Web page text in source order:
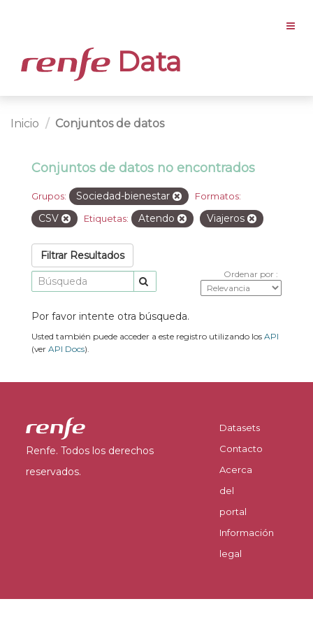
Data
Inicio Conjuntos de datos
Conjuntos de datos no encontrados
Grupos: Sociedad-bienestar Formatos:
CSV Etiquetas: Atendo Viajeros
Filtrar Resultados
Ordenar por
Por favor intente otra búsqueda.
Usted también puede acceder a este registro utilizando los API
(ver API Docs).
Renfe. Todos los derechos
reservados.
Datasets
Contacto
Acerca
del
portal
Información
legal